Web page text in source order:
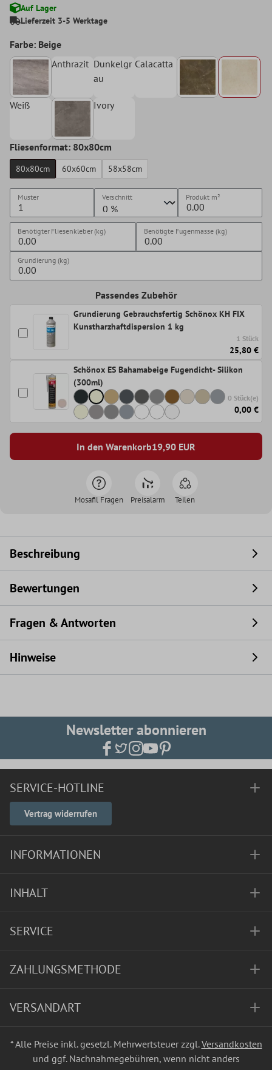
Auf Lager
Lieferzeit 3-5 Werktage
Farbe: Beige
Anthrazit Dunkelgr
au
Calacatta
Weiß Ivory
Fliesenformat: 80x80cm
80x80cm 60x60cm 58x58cm
Muster Verschnitt Produkt m²
Benötigter Fliesenkleber (kg) Benötigte Fugenmasse (kg)
Grundierung (kg)
Passendes Zubehör
Grundierung Gebrauchsfertig Schönox KH FIX
Kunstharzhaftdispersion 1 kg
1 Stück
25,80 €
Schönox ES Bahamabeige Fugendicht- Silikon
(300ml)
0 Stück(e)
0,00 €
In den Warenkorb19,90 EUR
Mosafil Fragen Preisalarm Teilen
Beschreibung
Bewertungen
Fragen & Antworten
Hinweise
Newsletter abonnieren
SERVICE-HOTLINE
Vertrag widerrufen
INFORMATIONEN
INHALT
SERVICE
ZAHLUNGSMETHODE
VERSANDART
* Alle Preise inkl. gesetzl. Mehrwertsteuer zzgl.Versandkosten
und ggf. Nachnahmegebühren, wenn nicht anders